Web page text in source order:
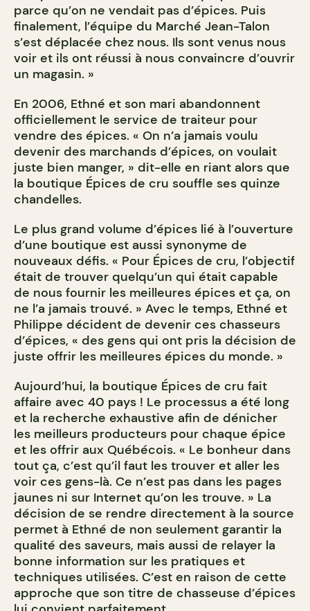
parce qu’on ne vendait pas d’épices. Puis
finalement, l’équipe du Marché Jean-Talon
s’est déplacée chez nous. Ils sont venus nous
voir et ils ont réussi à nous convaincre d’ouvrir
un magasin. »
En 2006, Ethné et son mari abandonnent
officiellement le service de traiteur pour
vendre des épices. « On n’a jamais voulu
devenir des marchands d’épices, on voulait
juste bien manger, » dit-elle en riant alors que
la boutique Épices de cru souffle ses quinze
chandelles.
Le plus grand volume d’épices lié à l’ouverture
d’une boutique est aussi synonyme de
nouveaux défis. « Pour Épices de cru, l’objectif
était de trouver quelqu’un qui était capable
de nous fournir les meilleures épices et ça, on
ne l’a jamais trouvé. » Avec le temps, Ethné et
Philippe décident de devenir ces chasseurs
d’épices, « des gens qui ont pris la décision de
juste offrir les meilleures épices du monde. »
Aujourd’hui, la boutique Épices de cru fait
affaire avec 40 pays ! Le processus a été long
et la recherche exhaustive afin de dénicher
les meilleurs producteurs pour chaque épice
et les offrir aux Québécois. « Le bonheur dans
tout ça, c’est qu’il faut les trouver et aller les
voir ces gens-là. Ce n’est pas dans les pages
jaunes ni sur Internet qu’on les trouve. » La
décision de se rendre directement à la source
permet à Ethné de non seulement garantir la
qualité des saveurs, mais aussi de relayer la
bonne information sur les pratiques et
techniques utilisées. C’est en raison de cette
approche que son titre de chasseuse d’épices